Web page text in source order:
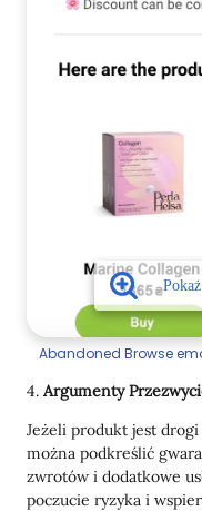
Abandoned Browse
4. Argumenty
Jeżeli produkt jest
można podkreślić
zwrotów i dodatkowe
poczucie ryzyka i